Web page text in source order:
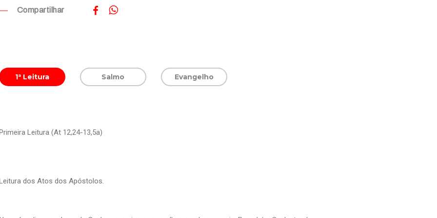
Compartilhar
1ª Leitura Salmo Evangelho
Leitura (At 12,24-13,5a)
dos Atos dos Apóstolos.